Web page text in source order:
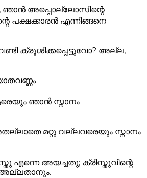
ഞാൻ അപ്പൊല്ലോസിന്റെ
പക്ഷക്കാരൻ എന്നിങ്ങനെ
ക്രൂശിക്കപ്പെട്ടുവോ? അല്ല,
ഞാൻ സ്നാനം
മറ്റു വല്ലവരെയും സ്നാനം
എന്നെ അയച്ചതു; ക്രിസ്തുവിന്റെ
അല്ലതാനും.